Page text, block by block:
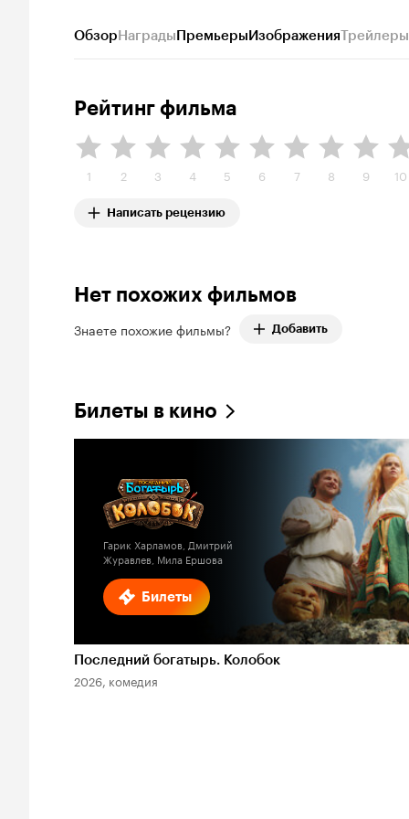
ОбзорНаградыПремьерыИзображенияТрейлеры
Рейтинг фильма
1 2 3 4 5 6 7 8 9 10
Написать рецензию
Нет похожих фильмов
Знаете похожие фильмы? Добавить
Билеты в кино
Билеты
Гарик Харламов, Дмитрий
Журавлев, Мила Ершова
Последний богатырь. Колобок
2026, комедия